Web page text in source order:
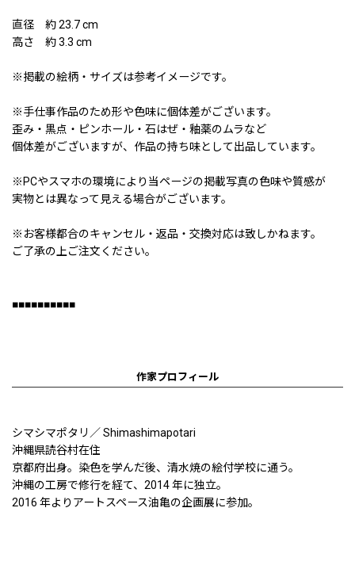
直径 約 23.7 cm
高さ 約 3.3 cm
※掲載の絵柄・サイズは参考イメージです。
※手仕事作品のため形や色味に個体差がございます。
歪み・黒点・ピンホール・石はぜ・釉薬のムラなど
個体差がございますが、作品の持ち味として出品しています。
※PCやスマホの環境により当ページの掲載写真の色味や質感が
実物とは異なって見える場合がございます。
※お客様都合のキャンセル・返品・交換対応は致しかねます。
ご了承の上ご注文ください。
■■■■■■■■■■
作家プロフィール
シマシマポタリ／ Shimashimapotari
沖縄県読谷村在住
京都府出身。染色を学んだ後、清水焼の絵付学校に通う。
沖縄の工房で修行を経て、2014 年に独立。
2016 年よりアートスペース油亀の企画展に参加。